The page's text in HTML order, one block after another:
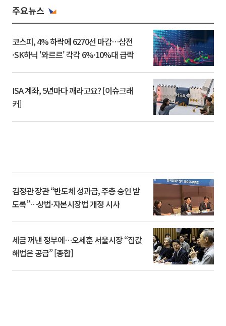
주요뉴스
코스피, 4% 하락에 6270선 마감…삼전
·SK하닉 '와르르' 각각 6%·10%대 급락
ISA 계좌, 5년마다 깨라고요? [이슈크래
커]
김정관 장관 “반도체 성과급, 주총 승인 받
도록”…상법·자본시장법 개정 시사
세금 꺼낸 정부에…오세훈 서울시장 “집값
해법은 공급” [종합]